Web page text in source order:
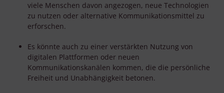
viele Menschen davon angezogen, neue Technologien
zu nutzen oder alternative Kommunikationsmittel zu
erforschen.
Es könnte auch zu einer verstärkten Nutzung von
digitalen Plattformen oder neuen
Kommunikationskanälen kommen, die die persönliche
Freiheit und Unabhängigkeit betonen.